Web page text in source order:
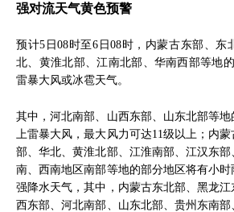
强对流天气黄色预警
预计5日08时至6日08时，内蒙古东部、东
北、黄淮北部、江南北部、华南西部等地
雷暴大风或冰雹天气。
其中，河北南部、山西东部、山东北部等地
上雷暴大风，最大风力可达11级以上；内
部、华北、黄淮北部、江淮南部、江汉东
南、西南地区南部等地的部分地区将有小
强降水天气，其中，内蒙古东北部、黑龙
西东部、河北南部、山东北部、贵州东南